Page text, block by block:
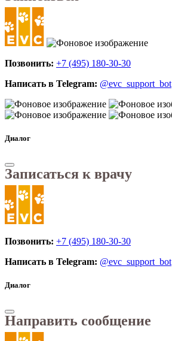
Позвонить: +7 (495) 180-30-30
Написать в Telegram: @evc_support_bot
Диалог
Записаться к врачу
Позвонить: +7 (495) 180-30-30
Написать в Telegram: @evc_support_bot
Диалог
Направить сообщение